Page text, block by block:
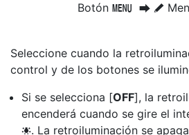
Botón G U A
Seleccione cuando la
control y de los botones se
Si se selecciona [OFF], la
encenderá cuando se gire el
D. La retroiluminación se